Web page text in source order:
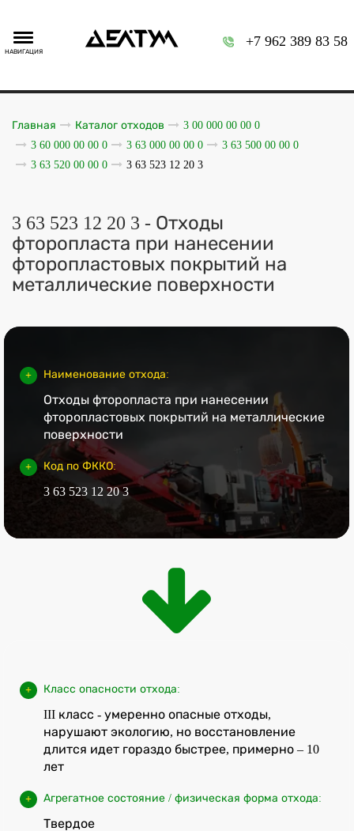
НАВИГАЦИЯ
+7 962 389 83 58
Главная Каталог отходов
3 00 000 00 00 0
3 60 000 00 00 0
3 63 000 00 00 0
3 63 500 00 00 0
3 63 520 00 00 0
3 63 523 12 20 3
3 63 523 12 20 3 - Отходы
фторопласта при нанесении
фторопластовых покрытий на
металлические поверхности
Наименование отхода:
Отходы фторопласта при нанесении
фторопластовых покрытий на металлические
поверхности
Код по ФККО:
3 63 523 12 20 3
Класс опасности отхода:
III класс - умеренно опасные отходы,
нарушают экологию, но восстановление
длится идет гораздо быстрее, примерно – 10
лет
Агрегатное состояние / физическая форма отхода:
Твердое